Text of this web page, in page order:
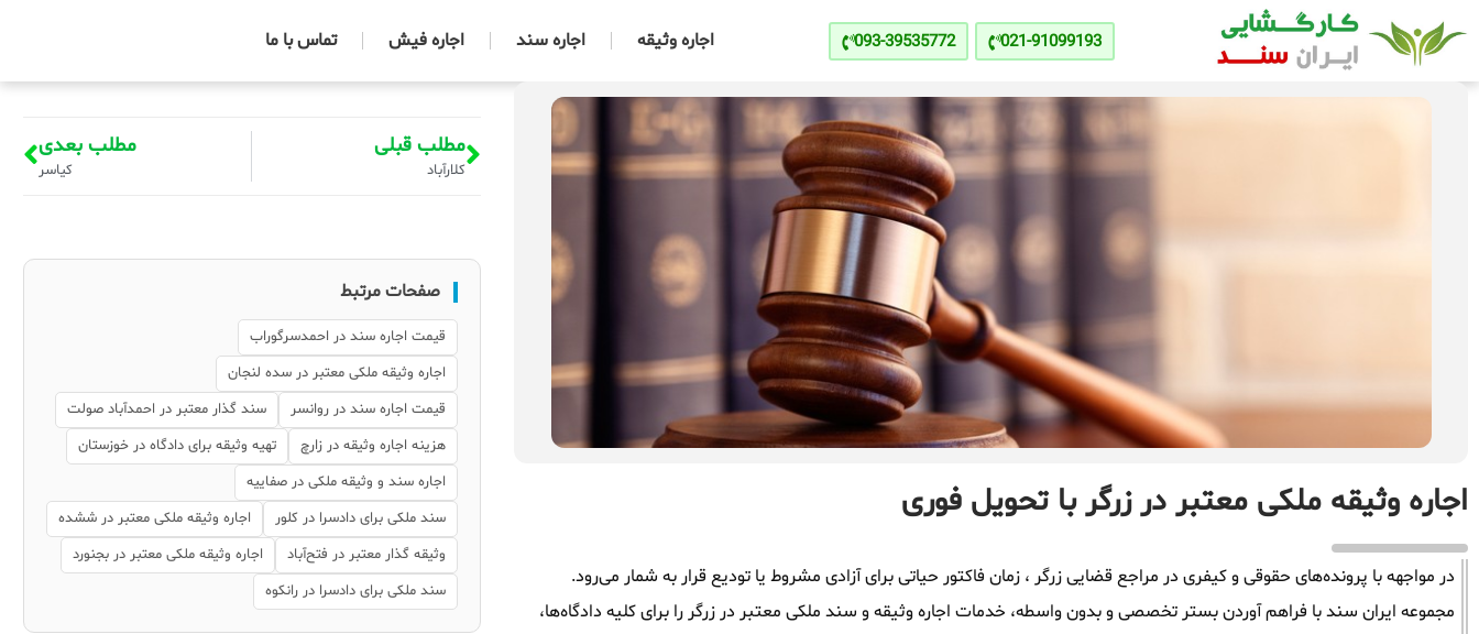
021-91099193
093-39535772 اجاره وثیقه اجاره سند اجاره فیش تماس با ما
اجاره وثیقه ملکی معتبر در زرگر با تحویل فوری
در مواجهه با پرونده‌های حقوقی و کیفری در مراجع قضایی زرگر ، زمان فاکتور حیاتی برای آزادی مشروط یا تودیع قرار به شمار می‌رود.
مجموعه ایران سند با فراهم آوردن بستر تخصصی و بدون واسطه، خدمات اجاره وثیقه و سند ملکی معتبر در زرگر را برای کلیه دادگاه‌ها،
مطلب قبلی
کلارآباد
مطلب بعدی
کیاسر
صفحات مرتبط
قیمت اجاره سند در احمدسرگوراب
اجاره وثیقه ملکی معتبر در سده لنجان
قیمت اجاره سند در روانسر
سند گذار معتبر در احمدآباد صولت
هزینه اجاره وثیقه در زارچ
تهیه وثیقه برای دادگاه در خوزستان
اجاره سند و وثیقه ملکی در صفاییه
سند ملکی برای دادسرا در کلور
اجاره وثیقه ملکی معتبر در ششده
وثیقه گذار معتبر در فتح‌آباد
اجاره وثیقه ملکی معتبر در بجنورد
سند ملکی برای دادسرا در رانکوه